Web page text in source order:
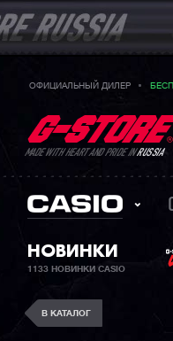
ОФИЦИАЛЬНЫЙ ДИЛЕР
MADE WITH HEART AND PRIDE INRUSSIA
НОВИНКИ
1133 НОВИНКИ CASIO
В КАТАЛОГ